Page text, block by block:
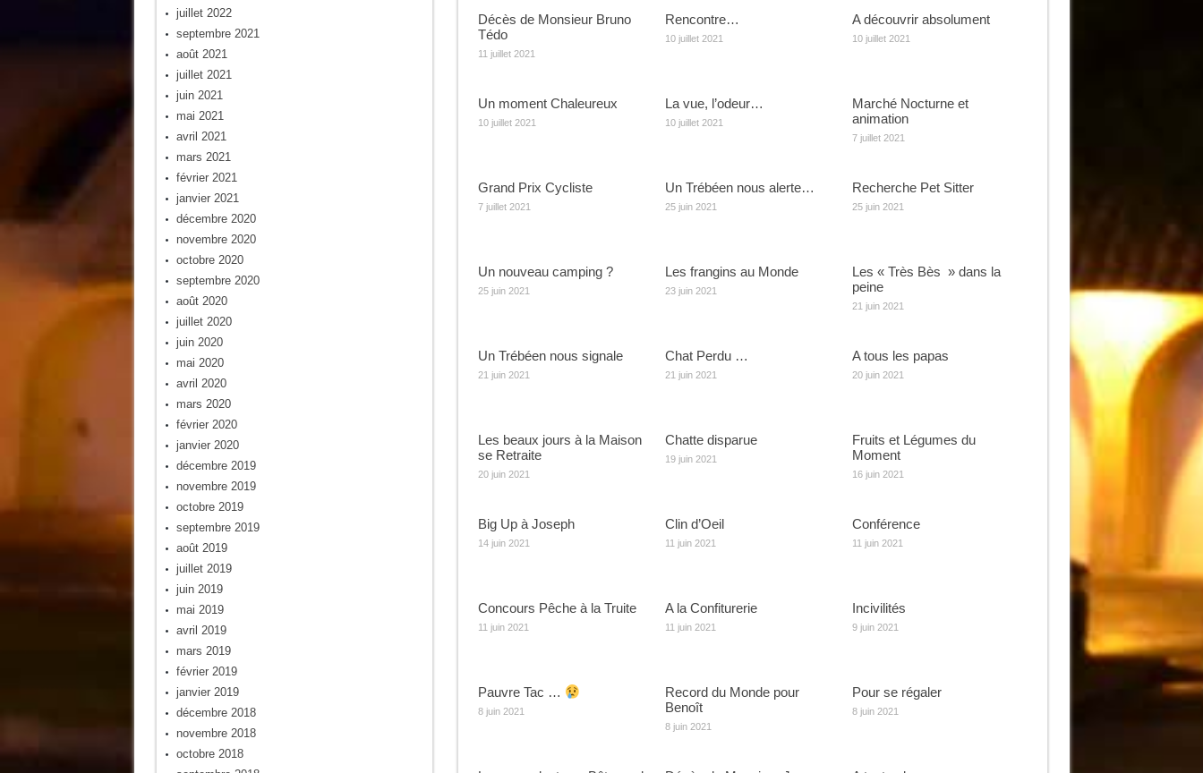
Décès de Monsieur Bruno
Tédo
11 juillet 2021
Rencontre…
10 juillet 2021
A découvrir absolument
10 juillet 2021
Un moment Chaleureux
10 juillet 2021
La vue, l’odeur…
10 juillet 2021
Marché Nocturne et
animation
7 juillet 2021
Grand Prix Cycliste
7 juillet 2021
Un Trébéen nous alerte…
25 juin 2021
Recherche Pet Sitter
25 juin 2021
Un nouveau camping ?
25 juin 2021
Les frangins au Monde
23 juin 2021
Les « Très Bès » dans la
peine
21 juin 2021
Un Trébéen nous signale
21 juin 2021
Chat Perdu …
21 juin 2021
A tous les papas
20 juin 2021
Les beaux jours à la Maison
se Retraite
20 juin 2021
Chatte disparue
19 juin 2021
Fruits et Légumes du
Moment
16 juin 2021
Big Up à Joseph
14 juin 2021
Clin d’Oeil
11 juin 2021
Conférence
11 juin 2021
Concours Pêche à la Truite
11 juin 2021
A la Confiturerie
11 juin 2021
Incivilités
9 juin 2021
Pauvre Tac …
8 juin 2021
Record du Monde pour
Benoît
8 juin 2021
Pour se régaler
8 juin 2021
juillet 2022
septembre 2021
août 2021
juillet 2021
juin 2021
mai 2021
avril 2021
mars 2021
février 2021
janvier 2021
décembre 2020
novembre 2020
octobre 2020
septembre 2020
août 2020
juillet 2020
juin 2020
mai 2020
avril 2020
mars 2020
février 2020
janvier 2020
décembre 2019
novembre 2019
octobre 2019
septembre 2019
août 2019
juillet 2019
juin 2019
mai 2019
avril 2019
mars 2019
février 2019
janvier 2019
décembre 2018
novembre 2018
octobre 2018